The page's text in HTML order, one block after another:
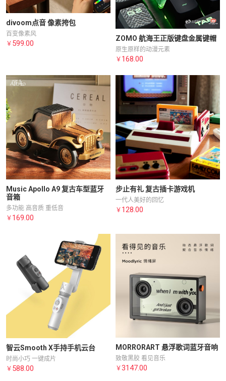
divoom点音 像素挎包
百变像素风
￥ 599.00
ZOMO 航海王正版键盘金属键帽
原生原样的动漫元素
￥ 168.00
Music Apollo A9 复古车型蓝牙
音箱
多功能 高音质 重低音
￥ 169.00
步止有礼 复古插卡游戏机
一代人美好的回忆
￥ 128.00
智云Smooth X手持手机云台
时尚小巧 一键成片
￥ 588.00
MORRORART 悬浮歌词蓝牙音响
致敬黑胶 看见音乐
￥3147.00